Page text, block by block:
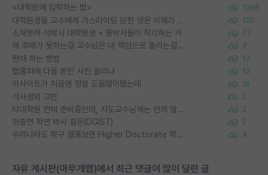
<대학원에 입학하는 법> 1388
대학원생들 교수에게 가스라이팅 당한 것은 이해가 갑니다. 안타깝네요. 120
소재분야 석박사 대학원생 + 물박사들이 착각하는 거 77
왜 후배가 못하는걸 교수님은 내 책임으로 돌리는걸까요? 7
편애 하는 방법 17
랩홈피에 다들 본인 사진 올리냐 13
이사이트가 처음엔 정말 도움많이됐는데 16
석사생의 고민 2
타대학원 컨텍 준비중인데, 지도교수님께는 언제 말씀드려야 할까요? 2
정출연 학연 박사 질문(DGIST) 2
우리나라도 학구 열풍보면 Higher Doctorate 학위가 필요하다고 봅니다. 4
자유 게시판(아무개랩)에서 최근 댓글이 많이 달린 글